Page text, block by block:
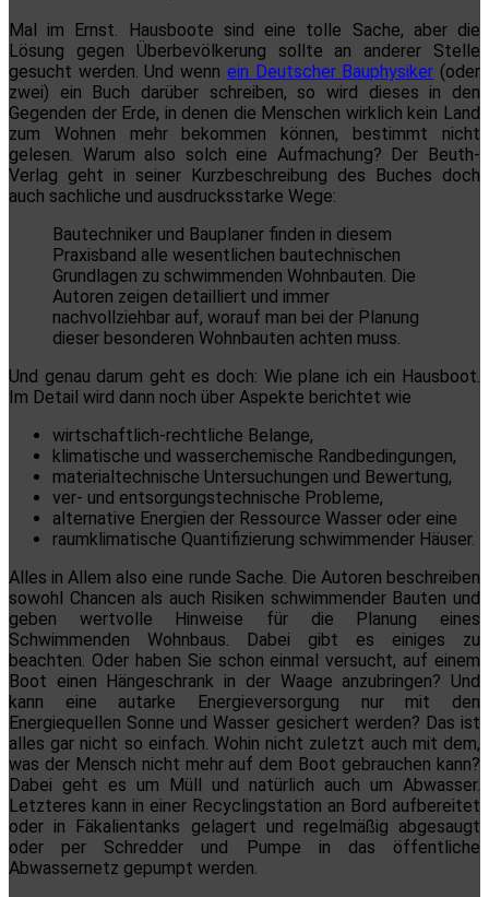
Mal im Ernst. Hausboote sind eine tolle Sache, aber die
Lösung gegen Überbevölkerung sollte an anderer Stelle
gesucht werden. Und wenn ein Deutscher Bauphysiker (oder
zwei) ein Buch darüber schreiben, so wird dieses in den
Gegenden der Erde, in denen die Menschen wirklich kein Land
zum Wohnen mehr bekommen können, bestimmt nicht
gelesen. Warum also solch eine Aufmachung? Der Beuth-
Verlag geht in seiner Kurzbeschreibung des Buches doch
auch sachliche und ausdrucksstarke Wege:
Bautechniker und Bauplaner finden in diesem
Praxisband alle wesentlichen bautechnischen
Grundlagen zu schwimmenden Wohnbauten. Die
Autoren zeigen detailliert und immer
nachvollziehbar auf, worauf man bei der Planung
dieser besonderen Wohnbauten achten muss.
Und genau darum geht es doch: Wie plane ich ein Hausboot.
Im Detail wird dann noch über Aspekte berichtet wie
wirtschaftlich-rechtliche Belange,
klimatische und wasserchemische Randbedingungen,
materialtechnische Untersuchungen und Bewertung,
ver- und entsorgungstechnische Probleme,
alternative Energien der Ressource Wasser oder eine
raumklimatische Quantifizierung schwimmender Häuser.
Alles in Allem also eine runde Sache. Die Autoren beschreiben
sowohl Chancen als auch Risiken schwimmender Bauten und
geben wertvolle Hinweise für die Planung eines
Schwimmenden Wohnbaus. Dabei gibt es einiges zu
beachten. Oder haben Sie schon einmal versucht, auf einem
Boot einen Hängeschrank in der Waage anzubringen? Und
kann eine autarke Energieversorgung nur mit den
Energiequellen Sonne und Wasser gesichert werden? Das ist
alles gar nicht so einfach. Wohin nicht zuletzt auch mit dem,
was der Mensch nicht mehr auf dem Boot gebrauchen kann?
Dabei geht es um Müll und natürlich auch um Abwasser.
Letzteres kann in einer Recyclingstation an Bord aufbereitet
oder in Fäkalientanks gelagert und regelmäßig abgesaugt
oder per Schredder und Pumpe in das öffentliche
Abwassernetz gepumpt werden.